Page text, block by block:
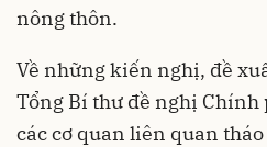
nông thôn.
Về những kiến nghị, đề
Tổng Bí thư đề nghị Chính
các cơ quan liên quan